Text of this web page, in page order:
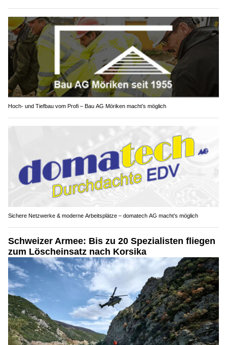
Hoch- und Tiefbau vom Profi – Bau AG Möriken macht’s möglich
Sichere Netzwerke & moderne Arbeitsplätze – domatech AG macht’s möglich
Schweizer Armee: Bis zu 20 Spezialisten fliegen
zum Löscheinsatz nach Korsika